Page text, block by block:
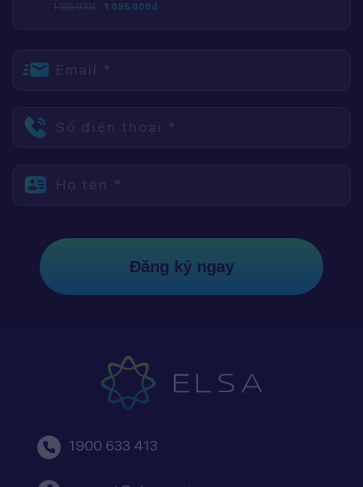
1.595.000đ 1.095.000đ
Email *
Số điện thoại *
Họ tên *
Đăng ký ngay
1900 633 413